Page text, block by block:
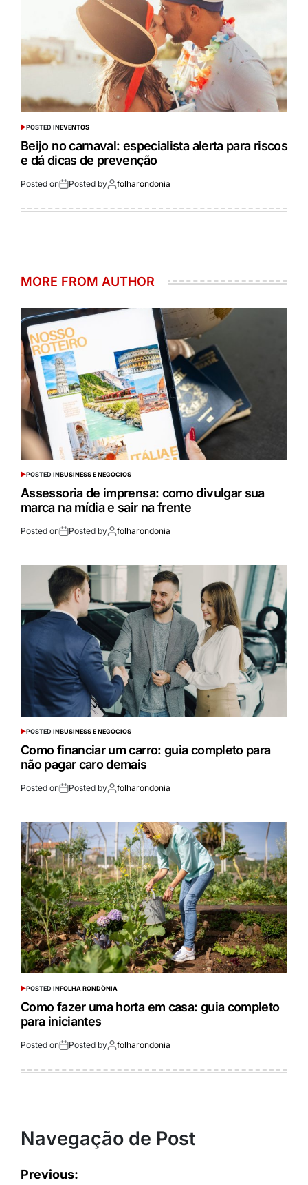
POSTED INEVENTOS
Beijo no carnaval: especialista alerta para riscos
e dá dicas de prevenção
Posted on Posted by folharondonia
MORE FROM AUTHOR
POSTED INBUSINESS E NEGÓCIOS
Assessoria de imprensa: como divulgar sua
marca na mídia e sair na frente
Posted on Posted by folharondonia
POSTED INBUSINESS E NEGÓCIOS
Como financiar um carro: guia completo para
não pagar caro demais
Posted on Posted by folharondonia
POSTED INFOLHA RONDÔNIA
Como fazer uma horta em casa: guia completo
para iniciantes
Posted on Posted by folharondonia
Navegação de Post
Previous: